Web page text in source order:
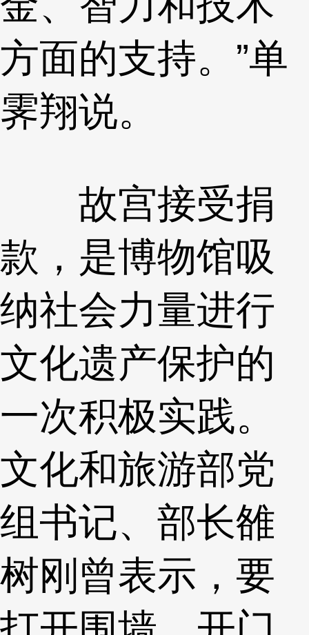
方面的支持。”单
霁翔说。
故宫接受捐
款，是博物馆吸
纳社会力量进行
文化遗产保护的
一次积极实践。
文化和旅游部党
组书记、部长雒
树刚曾表示，要